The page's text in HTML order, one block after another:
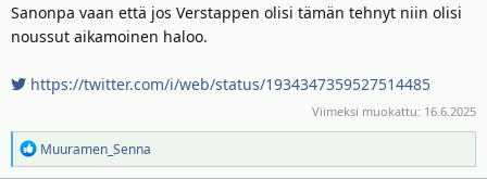
Sanonpa vaan että jos Verstappen olisi tämän tehnyt niin olisi
noussut aikamoinen haloo.
https://twitter.com/i/web/status/1934347359527514485
Viimeksi muokattu: 16.6.2025
R
e
Muuramen_Senna